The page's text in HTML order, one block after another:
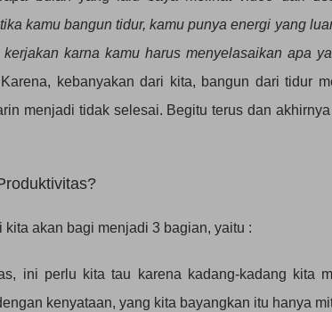
kamu bangun tidur, kamu punya energi yang
karna kamu harus menyelasaikan apa
kebanyakan dari kita, bangun dari tidur
menjadi tidak selesai. Begitu terus dan
kita akan bagi menjadi 3 bagian, yaitu :
ini perlu kita tau karena kadang-kadang kita
kenyataan, yang kita bayangkan itu hanya